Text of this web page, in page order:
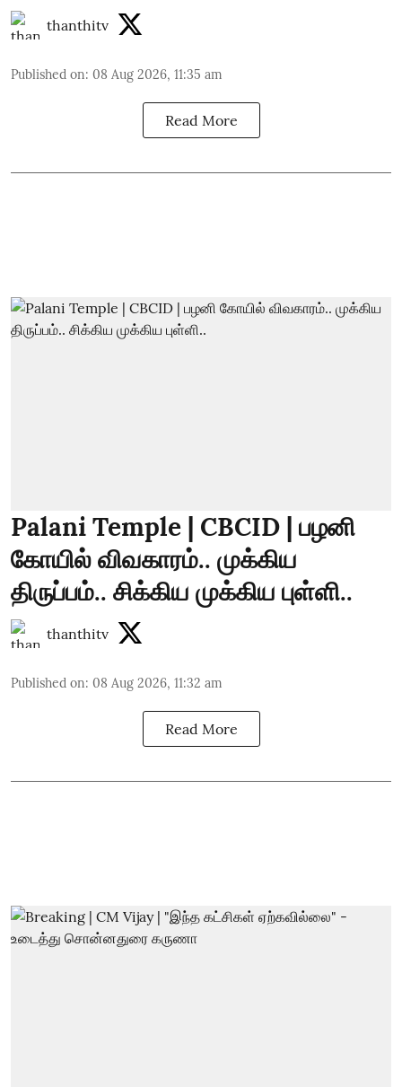
thanthitv
Published on: 08 Aug 2026, 11:35 am
Read More
Palani Temple | CBCID | பழனி
கோயில் விவகாரம்.. முக்கிய
திருப்பம்.. சிக்கிய முக்கிய புள்ளி..
thanthitv
Published on: 08 Aug 2026, 11:32 am
Read More